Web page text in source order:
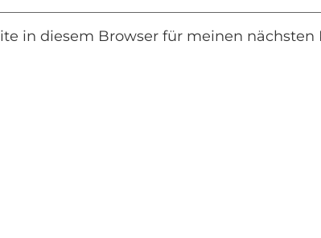
in diesem Browser für meinen